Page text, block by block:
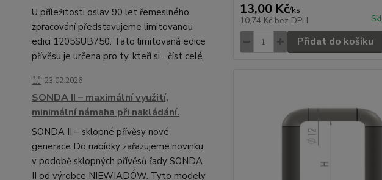
U příležitosti oslav 90 let řemeslného
zpracování představujeme limitovanou
edici 1205SUB750. Tato limitovaná edice
přívěsu je určena pro ty, kteří si... číst celé
23.02.2026
SONDA II – maximální využití,
minimální námaha při nakládání.
SONDA II – sklopné přívěsy nové
generace Do nabídky zařazujeme novinku
v podobě sklopných přívěsů řady SONDA
II od výrobce NIEWIADÓW. Tyto modely
13,00 Kč/ks
10,74 Kč bez DPH
Přidat do košíku